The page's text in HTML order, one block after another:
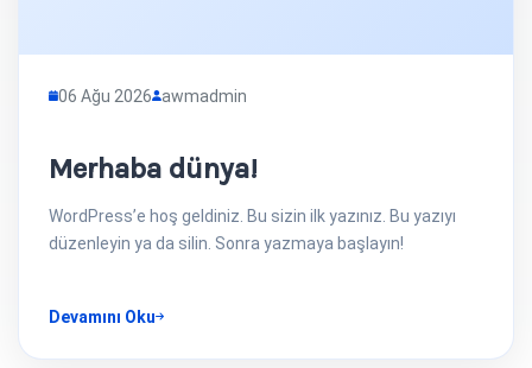
06 Ağu 2026 awmadmin
Merhaba dünya!
WordPress’e hoş geldiniz. Bu sizin ilk yazınız. Bu yazıyı
düzenleyin ya da silin. Sonra yazmaya başlayın!
Devamını Oku